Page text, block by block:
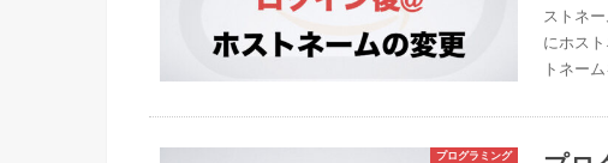
ストネ
にホス
トネー
プログラミング